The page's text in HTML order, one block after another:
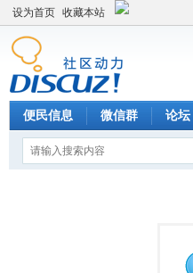
设为首页 收藏本站
便民信息 微信群 论坛